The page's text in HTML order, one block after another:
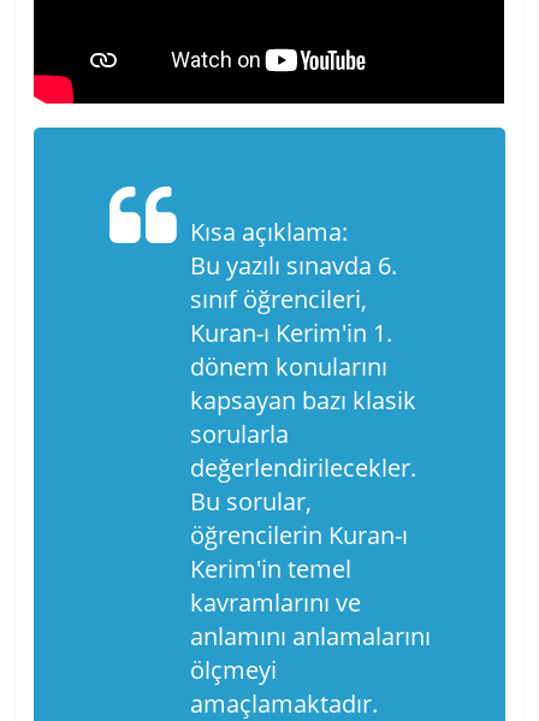
Kısa açıklama:
Bu yazılı sınavda 6.
sınıf öğrencileri,
Kuran-ı Kerim'in 1.
dönem konularını
kapsayan bazı klasik
sorularla
değerlendirilecekler.
Bu sorular,
öğrencilerin Kuran-ı
Kerim'in temel
kavramlarını ve
anlamını anlamalarını
ölçmeyi
amaçlamaktadır.